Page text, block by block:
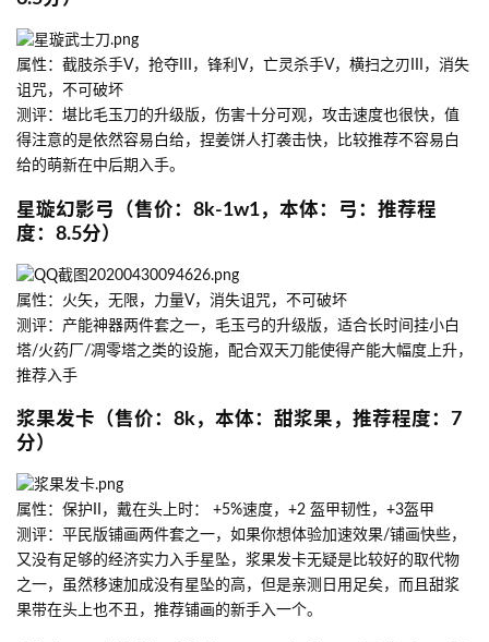
属性：截肢杀手V，抢夺III，锋利V，亡灵杀手V，横扫之刃III，消失
诅咒，不可破坏
测评：堪比毛玉刀的升级版，伤害十分可观，攻击速度也很快，值
得注意的是依然容易白给，捏姜饼人打袭击快，比较推荐不容易白
给的萌新在中后期入手。
星璇幻影弓（售价：8k-1w1，本体：弓：推荐程
度：8.5分）
属性：火矢，无限，力量V，消失诅咒，不可破坏
测评：产能神器两件套之一，毛玉弓的升级版，适合长时间挂小白
塔/火药厂/凋零塔之类的设施，配合双天刀能使得产能大幅度上升，
推荐入手
浆果发卡（售价：8k，本体：甜浆果，推荐程度：7
分）
属性：保护II，戴在头上时： +5%速度，+2 盔甲韧性，+3盔甲
测评：平民版铺画两件套之一，如果你想体验加速效果/铺画快些，
又没有足够的经济实力入手星坠，浆果发卡无疑是比较好的取代物
之一，虽然移速加成没有星坠的高，但是亲测日用足矣，而且甜浆
果带在头上也不丑，推荐铺画的新手入一个。